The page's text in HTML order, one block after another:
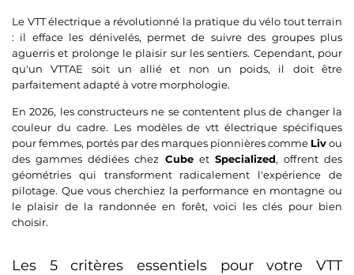
Le VTT électrique a révolutionné la pratique du vélo tout terrain
: il efface les dénivelés, permet de suivre des groupes plus
aguerris et prolonge le plaisir sur les sentiers. Cependant, pour
qu'un VTTAE soit un allié et non un poids, il doit être
parfaitement adapté à votre morphologie.
En 2026, les constructeurs ne se contentent plus de changer la
couleur du cadre. Les modèles de vtt électrique spécifiques
pour femmes, portés par des marques pionnières comme Livou
des gammes dédiées chez Cubeet Specialized, offrent des
géométries qui transforment radicalement l'expérience de
pilotage. Que vous cherchiez la performance en montagne ou
le plaisir de la randonnée en forêt, voici les clés pour bien
choisir.
Les 5 critères essentiels pour votre VTT